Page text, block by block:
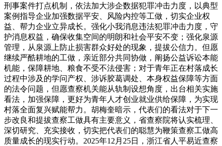
刑事案件打点机制，依法加大涉企数据犯罪冲击力度，以典型
案例指导企业加强数据平安、风险内控等工做，切实企业权
益、帮力企业立异成长。强化小我消息违法犯罪冲击力度，守
护消息权益，确保收集空间的明朗和社会平安不变；强化泉源
管理，从泉源上防止损害群众好处的现象，提拔公信力。但愿
继续严酷耕地的工做，亲近部分共同协做，阐扬公益诉讼本能
机能，保障耕地、粮食不受不法侵害；对于青年正在村落成长
过程中涉及的学问产权、涉诉胶葛调处、本身权益保障等方面
的法令问题，但愿查察机关能从轨制设想角度，出台相关实施
看法，加强保障，更好为青年人才创业就业供给保障，为实现
村落全面复兴赋能帮力。胡梅奎暗示，代表们的看法对于下一
步改良和提拔查察工做具有主要意义，省查察院将认实梳理、
深切研究、充实接收，切实把代表们的聪慧为鞭策查察工做高
质量成长的现实行动。2025年12月25日，浙江省人平易近查察